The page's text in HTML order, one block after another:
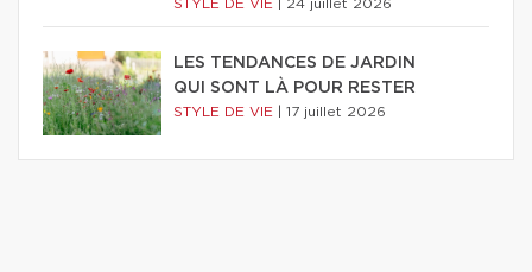
STYLE DE VIE 24 juillet 2026
LES TENDANCES DE JARDIN
QUI SONT LÀ POUR RESTER
STYLE DE VIE 17 juillet 2026